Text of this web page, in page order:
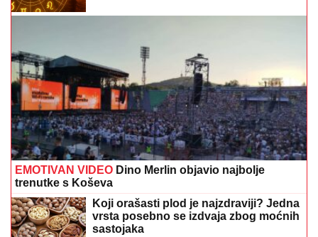
EMOTIVAN VIDEO Dino Merlin objavio najbolje
trenutke s Koševa
Koji orašasti plod je najzdraviji? Jedna
vrsta posebno se izdvaja zbog moćnih
sastojaka